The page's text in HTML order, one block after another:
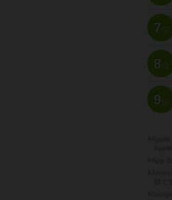
7位
8位
9位